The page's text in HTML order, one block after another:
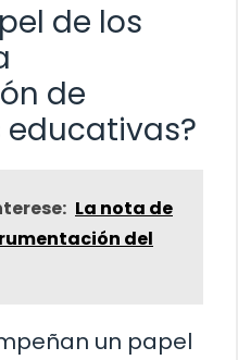
de los
de
La nota de
del
un papel